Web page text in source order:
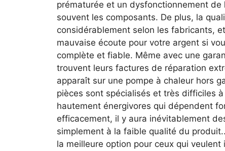
prématurée et un dysfonctionnement de
souvent les composants. De plus, la
considérablement selon les fabricants,
mauvaise écoute pour votre argent si
complète et fiable. Même avec une
trouvent leurs factures de réparation
apparaît sur une pompe à chaleur hors
pièces sont spécialisés et très difficiles
hautement énergivores qui dépendent
efficacement, il y aura inévitablement
simplement à la faible qualité du
la meilleure option pour ceux qui